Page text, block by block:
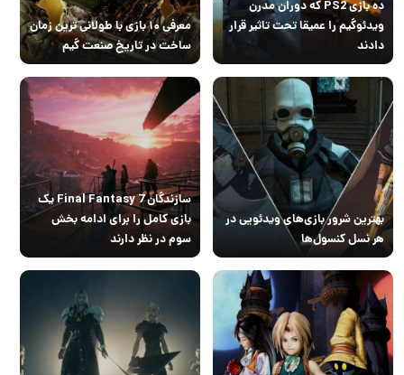
ده بازی PS2 که دوران مدرن
ویدئوگیم را عمیقا تحت تاثیر قرار
دادند
معرفی ۱۰ بازی با طولانی ترین زمان
ساخت در تاریخ صنعت گیم
بهترین شرور بازی‌های ویدئویی در
هر نسل کنسول‌ها
سازندگان Final Fantasy 7 یک
بازی کامل را برای ادامه بخش
سوم در نظر دارند